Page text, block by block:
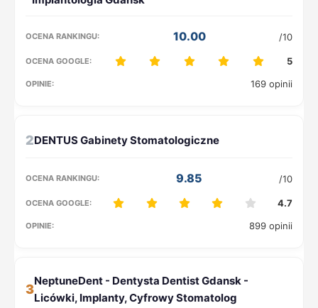
10.00 /10
5
169 opinii
2
9.85 /10
4.7
899 opinii
3